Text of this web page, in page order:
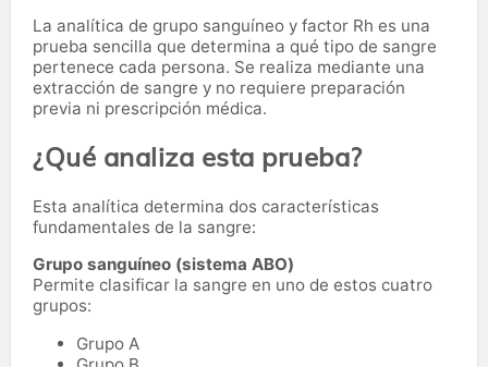
La analítica de grupo sanguíneo y factor Rh es una
prueba sencilla que determina a qué tipo de sangre
pertenece cada persona. Se realiza mediante una
extracción de sangre y no requiere preparación
previa ni prescripción médica.
¿Qué analiza esta prueba?
Esta analítica determina dos características
fundamentales de la sangre:
Grupo sanguíneo (sistema ABO)
Permite clasificar la sangre en uno de estos cuatro
grupos:
Grupo A